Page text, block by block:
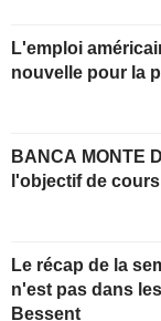
L'emploi
nouvelle pour la
BANCA MONTE
l'objectif de
Le récap de la
n'est pas dans
Bessent